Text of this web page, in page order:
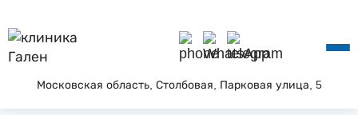
Московская область, Столбовая, Парковая улица, 5
О КЛИНИКЕ
УСЛУГИ